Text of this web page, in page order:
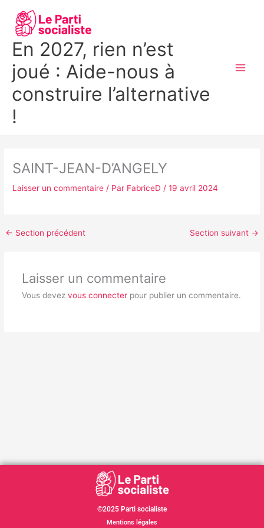
contenu
En 2027, rien n’est
joué : Aide-nous à
construire l’alternative
!
SAINT-JEAN-D’ANGELY
Laisser un commentaire / Par FabriceD/19 avril 2024
← Section précédent Section suivant →
Laisser un commentaire
Vous devez vous connecterpour publier un commentaire.
©2025 Parti socialiste
Mentions légales